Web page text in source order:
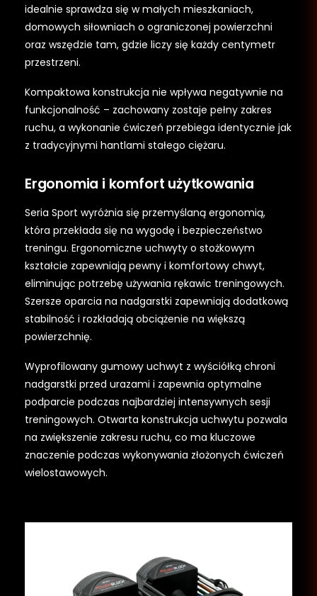
idealnie sprawdza się w małych mieszkaniach,
domowych siłowniach o ograniczonej powierzchni
oraz wszędzie tam, gdzie liczy się każdy centymetr
przestrzeni.
Kompaktowa konstrukcja nie wpływa negatywnie na
funkcjonalność – zachowany zostaje pełny zakres
ruchu, a wykonanie ćwiczeń przebiega identycznie jak
z tradycyjnymi hantlami stałego ciężaru.
Ergonomia i komfort użytkowania
Seria Sport wyróżnia się przemyślaną ergonomią,
która przekłada się na wygodę i bezpieczeństwo
treningu. Ergonomiczne uchwyty o stożkowym
kształcie zapewniają pewny i komfortowy chwyt,
eliminując potrzebę używania rękawic treningowych.
Szersze oparcia na nadgarstki zapewniają dodatkową
stabilność i rozkładają obciążenie na większą
powierzchnię.
Wyprofilowany gumowy uchwyt z wyściółką chroni
nadgarstki przed urazami i zapewnia optymalne
podparcie podczas najbardziej intensywnych sesji
treningowych. Otwarta konstrukcja uchwytu pozwala
na zwiększenie zakresu ruchu, co ma kluczowe
znaczenie podczas wykonywania złożonych ćwiczeń
wielostawowych.